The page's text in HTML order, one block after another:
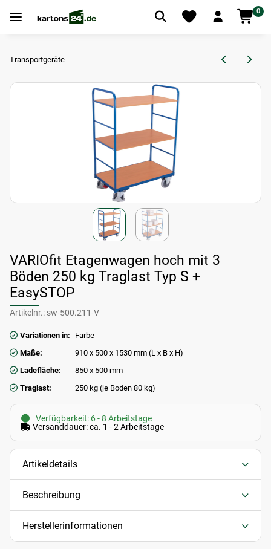
0
Transportgeräte
VARIOfit Etagenwagen hoch mit 3
Böden 250 kg Traglast Typ S +
EasySTOP
Artikelnr.: sw-500.211-V
Variationen in:
Farbe
Maße:
910 x 500 x 1530 mm (L x B x H)
Ladefläche:
850 x 500 mm
Traglast:
250 kg (je Boden 80 kg)
Verfügbarkeit: 6 - 8 Arbeitstage
Versanddauer: ca. 1 - 2 Arbeitstage
Artikeldetails
Beschreibung
Herstellerinformationen